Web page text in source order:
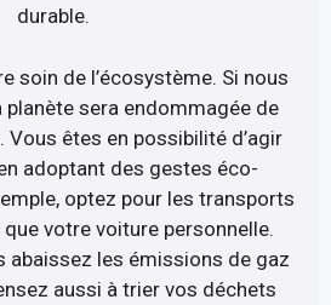
durable.
soin de l’écosystème. Si nous
planète sera endommagée de
Vous êtes en possibilité d’agir
adoptant des gestes éco-
optez pour les transports
votre voiture personnelle.
abaissez les émissions de gaz
aussi à trier vos déchets